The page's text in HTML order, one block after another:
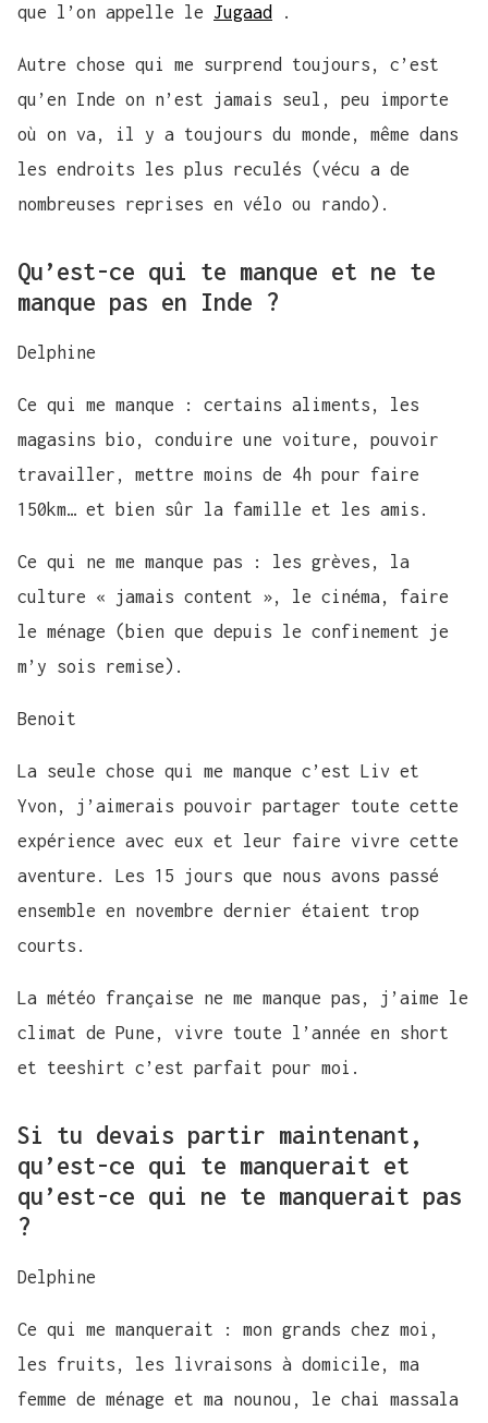
que l’on appelle le Jugaad .
Autre chose qui me surprend toujours, c’est
qu’en Inde on n’est jamais seul, peu importe
où on va, il y a toujours du monde, même dans
les endroits les plus reculés (vécu a de
nombreuses reprises en vélo ou rando).
Qu’est-ce qui te manque et ne te
manque pas en Inde ?
Delphine
Ce qui me manque : certains aliments, les
magasins bio, conduire une voiture, pouvoir
travailler, mettre moins de 4h pour faire
150km… et bien sûr la famille et les amis.
Ce qui ne me manque pas : les grèves, la
culture « jamais content », le cinéma, faire
le ménage (bien que depuis le confinement je
m’y sois remise).
Benoit
La seule chose qui me manque c’est Liv et
Yvon, j’aimerais pouvoir partager toute cette
expérience avec eux et leur faire vivre cette
aventure. Les 15 jours que nous avons passé
ensemble en novembre dernier étaient trop
courts.
La météo française ne me manque pas, j’aime le
climat de Pune, vivre toute l’année en short
et teeshirt c’est parfait pour moi.
Si tu devais partir maintenant,
qu’est-ce qui te manquerait et
qu’est-ce qui ne te manquerait pas
?
Delphine
Ce qui me manquerait : mon grands chez moi,
les fruits, les livraisons à domicile, ma
femme de ménage et ma nounou, le chai massala